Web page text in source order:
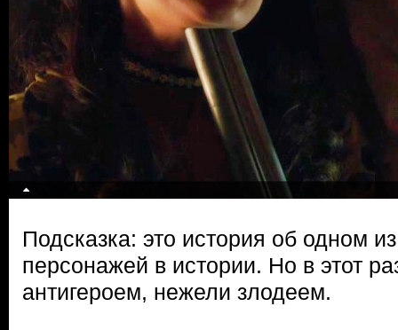
Подсказка: это история об одном
персонажей в истории. Но в этот
антигероем, нежели злодеем.